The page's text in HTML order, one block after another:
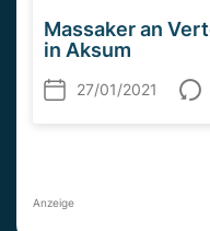
Massaker an
in Aksum
27/01/2021
Anzeige